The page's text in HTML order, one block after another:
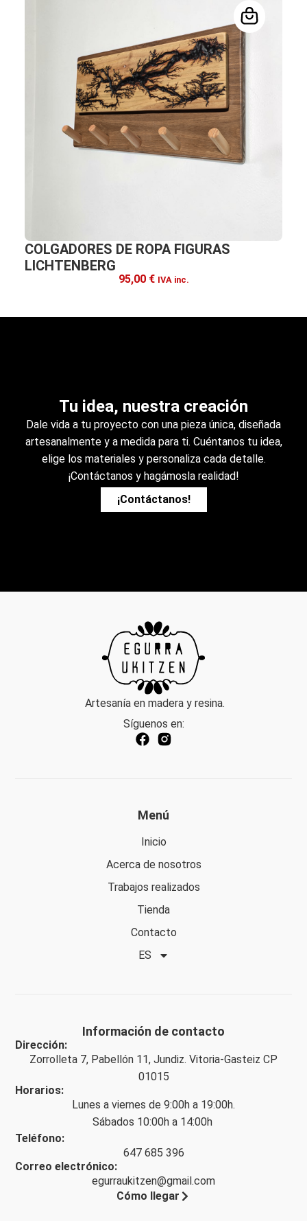
COLGADORES DE ROPA FIGURAS
LICHTENBERG
95,00 € IVA inc.
Tu idea, nuestra creación
Dale vida a tu proyecto con una pieza única, diseñada
artesanalmente y a medida para ti. Cuéntanos tu idea,
elige los materiales y personaliza cada detalle.
¡Contáctanos y hagámosla realidad!
¡Contáctanos!
Artesanía en madera y resina.
Síguenos en:
Menú
Inicio
Acerca de nosotros
Trabajos realizados
Tienda
Contacto
ES
Información de contacto
Dirección:
Zorrolleta 7, Pabellón 11, Jundiz. Vitoria-Gasteiz CP
01015
Horarios:
Lunes a viernes de 9:00h a 19:00h.
Sábados 10:00h a 14:00h
Teléfono:
647 685 396
Correo electrónico:
egurraukitzen@gmail.com
Cómo llegar